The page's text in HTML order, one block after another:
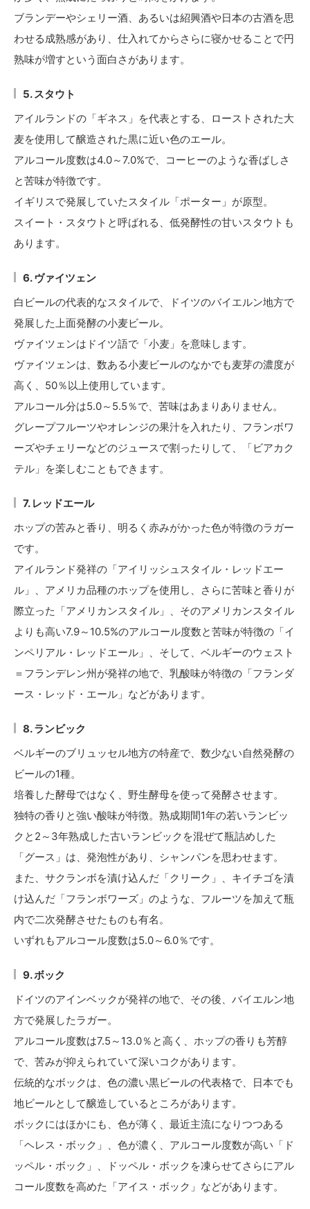
ブランデーやシェリー酒、あるいは紹興酒や日本の古酒を思
わせる成熟感があり、仕入れてからさらに寝かせることで円
熟味が増すという面白さがあります。
5. スタウト
アイルランドの「ギネス」を代表とする、ローストされた大
麦を使用して醸造された黒に近い色のエール。
アルコール度数は4.0～7.0%で、コーヒーのような香ばしさ
と苦味が特徴です。
イギリスで発展していたスタイル「ポーター」が原型。
スイート・スタウトと呼ばれる、低発酵性の甘いスタウトも
あります。
6. ヴァイツェン
白ビールの代表的なスタイルで、ドイツのバイエルン地方で
発展した上面発酵の小麦ビール。
ヴァイツェンはドイツ語で「小麦」を意味します。
ヴァイツェンは、数ある小麦ビールのなかでも麦芽の濃度が
高く、50％以上使用しています。
アルコール分は5.0～5.5％で、苦味はあまりありません。
グレープフルーツやオレンジの果汁を入れたり、フランボワ
ーズやチェリーなどのジュースで割ったりして、「ビアカク
テル」を楽しむこともできます。
7. レッドエール
ホップの苦みと香り、明るく赤みがかった色が特徴のラガー
です。
アイルランド発祥の「アイリッシュスタイル・レッドエー
ル」、アメリカ品種のホップを使用し、さらに苦味と香りが
際立った「アメリカンスタイル」、そのアメリカンスタイル
よりも高い7.9～10.5%のアルコール度数と苦味が特徴の「イ
ンペリアル・レッドエール」、そして、ベルギーのウェスト
＝フランデレン州が発祥の地で、乳酸味が特徴の「フランダ
ース・レッド・エール」などがあります。
8. ランビック
ベルギーのブリュッセル地方の特産で、数少ない自然発酵の
ビールの1種。
培養した酵母ではなく、野生酵母を使って発酵させます。
独特の香りと強い酸味が特徴。熟成期間1年の若いランビッ
クと2～3年熟成した古いランビックを混ぜて瓶詰めした
「グース」は、発泡性があり、シャンパンを思わせます。
また、サクランボを漬け込んだ「クリーク」、キイチゴを漬
け込んだ「フランボワーズ」のような、フルーツを加えて瓶
内で二次発酵させたものも有名。
いずれもアルコール度数は5.0～6.0％です。
9. ボック
ドイツのアインベックが発祥の地で、その後、バイエルン地
方で発展したラガー。
アルコール度数は7.5～13.0％と高く、ホップの香りも芳醇
で、苦みが抑えられていて深いコクがあります。
伝統的なボックは、色の濃い黒ビールの代表格で、日本でも
地ビールとして醸造しているところがあります。
ボックにはほかにも、色が薄く、最近主流になりつつある
「ヘレス・ボック」、色が濃く、アルコール度数が高い「ド
ッペル・ボック」、ドッペル・ボックを凍らせてさらにアル
コール度数を高めた「アイス・ボック」などがあります。